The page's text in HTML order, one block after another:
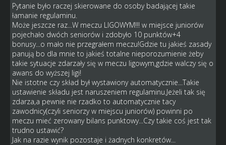
Pytanie było raczej skierowane do osoby badającej takie
łamanie regulaminu.
Może jeszcze raz...W meczu LIGOWYM!!! w miejsce juniorów
pojechało dwóch seniorów i zdobyło 10 punktów+4
bonusy...o mało nie przegrałem meczu!Gdzie tu jakieś zasady
panują bo dla mnie to jakieś totalne nieporozumienie żeby
takie sytuacje zdarzały się w meczu ligowym,gdzie walczy się o
awans do wyższej ligi!
Nie istotne czy skład był wystawiony automatycznie...Takie
ustawienie składu jest naruszeniem regulaminu.Jeżeli tak się
zdarza,a pewnie nie rzadko to automatycznie tacy
zawodnicy(czyli seniorzy w miejscu juniorów) powinni po
meczu mieć zerowany bilans punktowy...Czy takie coś jest tak
trudno ustawić?
Jak na razie wynik pozostaje i żadnych konkretów...